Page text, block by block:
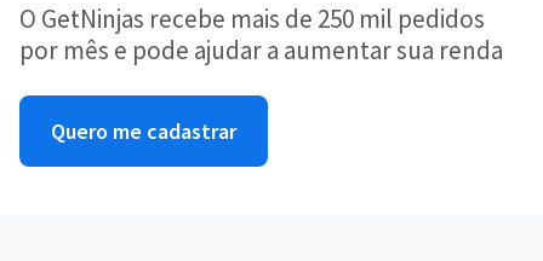
O GetNinjas recebe mais de 250 mil pedidos
por mês e pode ajudar a aumentar sua renda
Quero me cadastrar